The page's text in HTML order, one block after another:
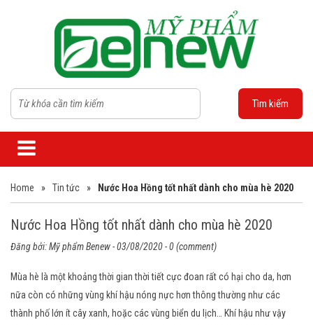
Tìm kiếm
Home » Tin tức » Nước Hoa Hồng tốt nhất dành cho mùa hè 2020
Nước Hoa Hồng tốt nhất dành cho mùa hè 2020
Đăng bởi:Mỹ phẩm Benew- 03/08/2020 - 0 (comment)
Mùa hè là một khoảng thời gian thời tiết cực đoan rất có hại cho da, hơn
nữa còn có những vùng khí hậu nóng nực hơn thông thường như các
thành phố lớn ít cây xanh, hoặc các vùng biển du lịch… Khí hậu như vậy